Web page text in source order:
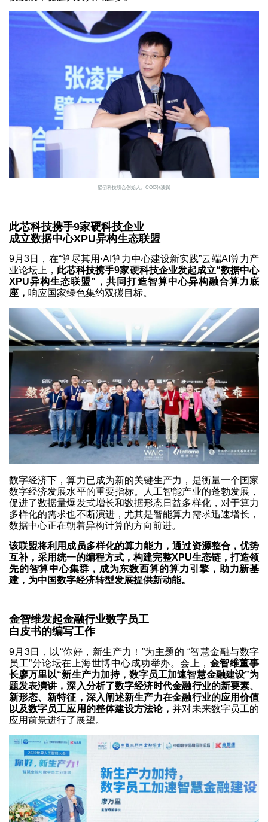
壁仞科技联合创始人、COO张凌岚
此芯科技携手9家硬科技企业
成立数据中心XPU异构生态联盟
9月3日，在“算尽其用·AI算力中心建设新实践”云端AI算力产
业论坛上，此芯科技携手9家硬科技企业发起成立“数据中心
XPU异构生态联盟”，共同打造智算中心异构融合算力底
座， 响应国家绿色集约双碳目标。
数字经济下，算力已成为新的关键生产力，是衡量一个国家
数字经济发展水平的重要指标。人工智能产业的蓬勃发展，
促进了数据量爆发式增长和数据形态日益多样化，对于算力
多样化的需求也不断演进，尤其是智能算力需求迅速增长，
数据中心正在朝着异构计算的方向前进。
该联盟将利用成员多样化的算力能力，通过资源整合，优势
互补，采用统一的编程方式，构建完整XPU生态链，打造领
先的智算中心集群，成为东数西算的算力引擎，助力新基
建，为中国数字经济转型发展提供新动能。
金智维发起金融行业数字员工
白皮书的编写工作
9月3日，以“你好，新生产力！”为主题的 “智慧金融与数字
员工”分论坛在上海世博中心成功举办。会上， 金智维董事
长廖万里以“新生产力加持，数字员工加速智慧金融建设”为
题发表演讲，深入分析了数字经济时代金融行业的新要素、
新形态、新特征，深入阐述新生产力在金融行业的应用价值
以及数字员工应用的整体建设方法论，并对未来数字员工的
应用前景进行了展望。